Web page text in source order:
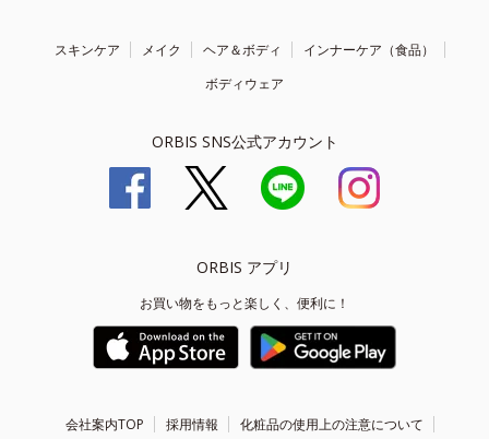
スキンケア メイク ヘア＆ボディ
インナーケア（食品）
ボディウェア
ORBIS SNS公式アカウント
ORBIS アプリ
お買い物をもっと楽しく、便利に！
会社案内TOP 採用情報 化粧品の使用上の注意について